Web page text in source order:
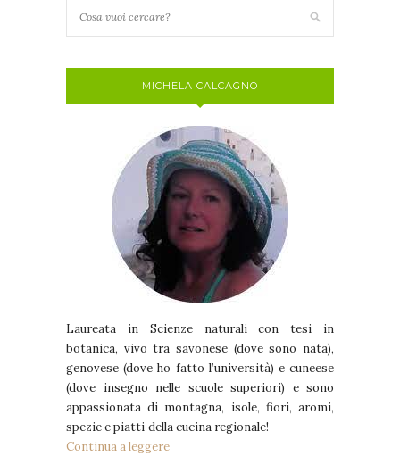
MICHELA CALCAGNO
Laureata in Scienze naturali con tesi in
botanica, vivo tra savonese (dove sono nata),
genovese (dove ho fatto l’università) e cuneese
(dove insegno nelle scuole superiori) e sono
appassionata di montagna, isole, fiori, aromi,
spezie e piatti della cucina regionale!
Continua a leggere